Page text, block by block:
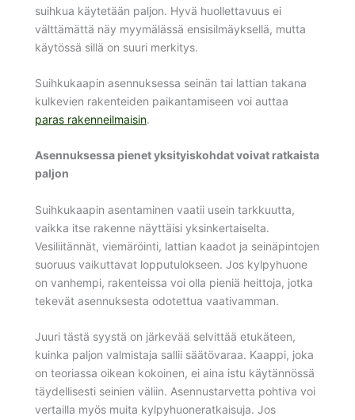
suihkua käytetään paljon. Hyvä huollettavuus ei
välttämättä näy myymälässä ensisilmäyksellä, mutta
käytössä sillä on suuri merkitys.
Suihkukaapin asennuksessa seinän tai lattian takana
kulkevien rakenteiden paikantamiseen voi auttaa
paras rakenneilmaisin.
Asennuksessa pienet yksityiskohdat voivat ratkaista
paljon
Suihkukaapin asentaminen vaatii usein tarkkuutta,
vaikka itse rakenne näyttäisi yksinkertaiselta.
Vesiliitännät, viemäröinti, lattian kaadot ja seinäpintojen
suoruus vaikuttavat lopputulokseen. Jos kylpyhuone
on vanhempi, rakenteissa voi olla pieniä heittoja, jotka
tekevät asennuksesta odotettua vaativamman.
Juuri tästä syystä on järkevää selvittää etukäteen,
kuinka paljon valmistaja sallii säätövaraa. Kaappi, joka
on teoriassa oikean kokoinen, ei aina istu käytännössä
täydellisesti seinien väliin. Asennustarvetta pohtiva voi
vertailla myös muita kylpyhuoneratkaisuja. Jos